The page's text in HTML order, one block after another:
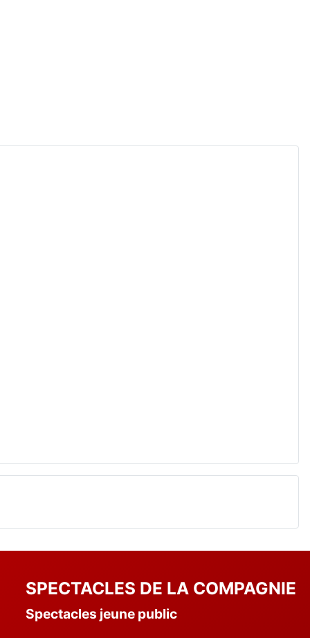
SPECTACLES DE LA COMPAGNIE
Spectacles jeune public